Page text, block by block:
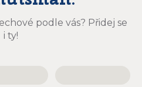
podle vás? Přidej se
i ty!